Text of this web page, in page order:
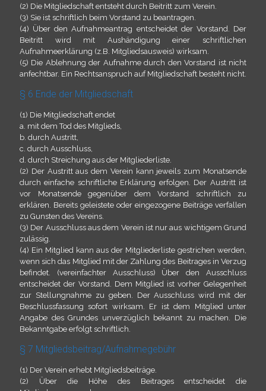
(2) Die Mitgliedschaft entsteht durch Beitritt zum Verein.
(3) Sie ist schriftlich beim Vorstand zu beantragen.
(4) Über den Aufnahmeantrag entscheidet der Vorstand. Der
Beitritt wird mit Aushändigung einer schriftlichen
Aufnahmeerklärung (z.B. Mitgliedsausweis) wirksam.
(5) Die Ablehnung der Aufnahme durch den Vorstand ist nicht
anfechtbar. Ein Rechtsanspruch auf Mitgliedschaft besteht nicht.
§ 6 Ende der Mitgliedschaft
(1) Die Mitgliedschaft endet
a. mit dem Tod des Mitglieds,
b. durch Austritt,
c. durch Ausschluss,
d. durch Streichung aus der Mitgliederliste.
(2) Der Austritt aus dem Verein kann jeweils zum Monatsende
durch einfache schriftliche Erklärung erfolgen. Der Austritt ist
vor Monatsende gegenüber dem Vorstand schriftlich zu
erklären. Bereits geleistete oder eingezogene Beiträge verfallen
zu Gunsten des Vereins.
(3) Der Ausschluss aus dem Verein ist nur aus wichtigem Grund
zulässig.
(4) Ein Mitglied kann aus der Mitgliederliste gestrichen werden,
wenn sich das Mitglied mit der Zahlung des Beitrages in Verzug
befindet. (vereinfachter Ausschluss) Über den Ausschluss
entscheidet der Vorstand. Dem Mitglied ist vorher Gelegenheit
zur Stellungnahme zu geben. Der Ausschluss wird mit der
Beschlussfassung sofort wirksam. Er ist dem Mitglied unter
Angabe des Grundes unverzüglich bekannt zu machen. Die
Bekanntgabe erfolgt schriftlich.
§ 7 Mitgliedsbeitrag/Aufnahmegebühr
(1) Der Verein erhebt Mitgliedsbeiträge.
(2) Über die Höhe des Beitrages entscheidet die